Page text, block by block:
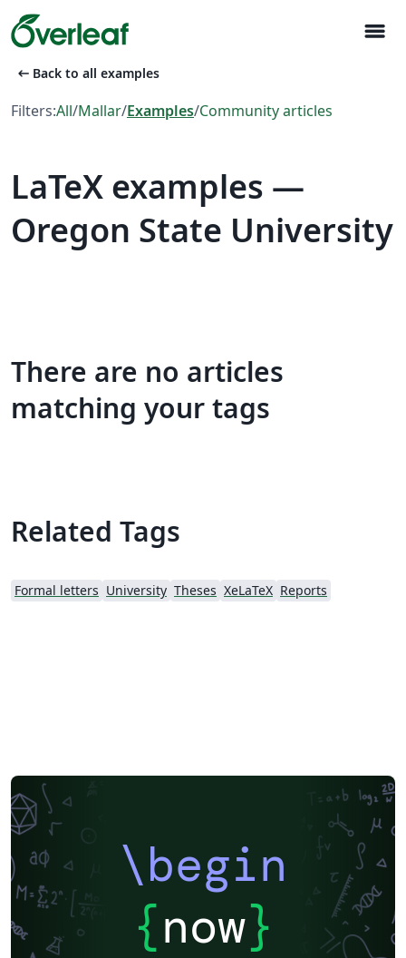
menu
arrow_left_alt Back to all examples
Filters:All/Mallar/Examples/Community articles
LaTeX examples —
Oregon State University
There are no articles
matching your tags
Related Tags
Formal letters University Theses XeLaTeX Reports
\begin
{now}